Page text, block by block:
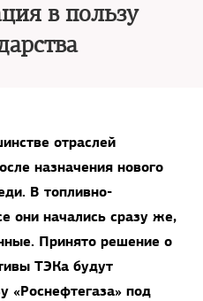
в пользу
отраслей
назначения нового
В топливно-
они начались сразу же,
Принято решение о
ТЭКа будут
«Роснефтегаза» под